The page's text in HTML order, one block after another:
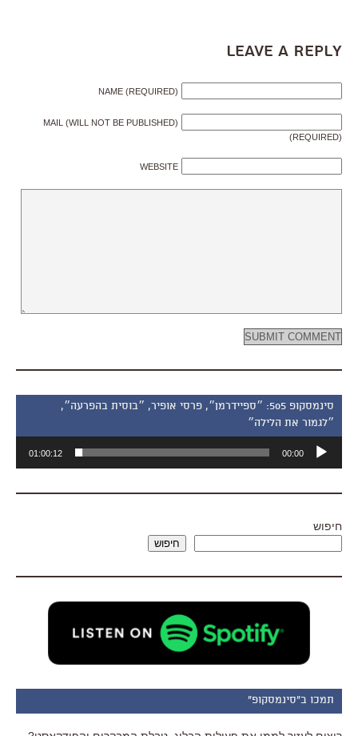
Leave a Reply
NAME (REQUIRED)
MAIL (WILL NOT BE PUBLISHED)
(REQUIRED)
WEBSITE
סינמסקופ 505: ״ספיידרמן״, פרסי אופיר, ״בוסית בהפרעה״,
״לגמור את הלילה״
אודיו
00:00
01:00:12
חיפוש
חיפוש
תמכו ב"סינמסקופ"